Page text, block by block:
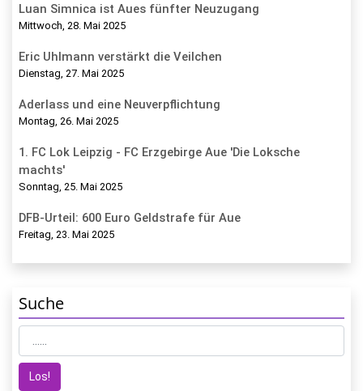
Luan Simnica ist Aues fünfter Neuzugang
Mittwoch, 28. Mai 2025
Eric Uhlmann verstärkt die Veilchen
Dienstag, 27. Mai 2025
Aderlass und eine Neuverpflichtung
Montag, 26. Mai 2025
1. FC Lok Leipzig - FC Erzgebirge Aue 'Die Loksche
machts'
Sonntag, 25. Mai 2025
DFB-Urteil: 600 Euro Geldstrafe für Aue
Freitag, 23. Mai 2025
Suche